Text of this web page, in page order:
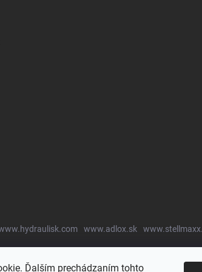
Ďalším prechádzaním tohto
www.adlox.sk